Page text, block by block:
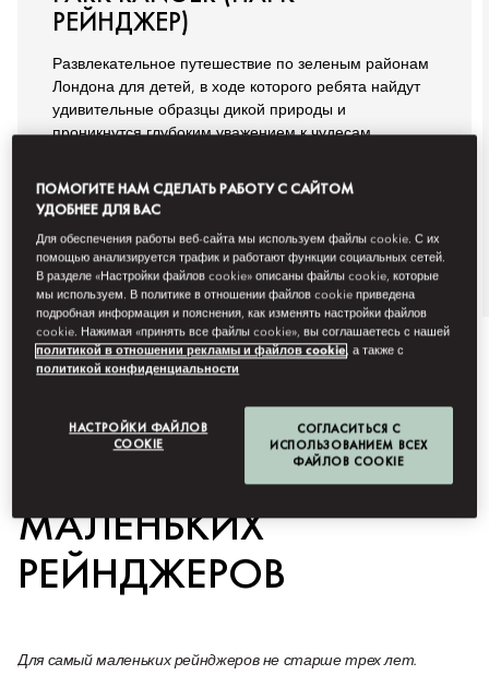
РЕЙНДЖЕР)
Развлекательное путешествие по зеленым районам
Лондона для детей, в ходе которого ребята найдут
удивительные образцы дикой природы и
проникнутся глубоким уважением к чудесам
невероятного приключения и единения с природой
будет только расти.
ПРЕБЫВАНИЕ САМЫХ
МАЛЕНЬКИХ
РЕЙНДЖЕРОВ
Для самый маленьких рейнджеров не старше трех лет.
ПОМОГИТЕ НАМ СДЕЛАТЬ РАБОТУ С САЙТОМ
УДОБНЕЕ ДЛЯ ВАС
Для обеспечения работы веб-сайта мы используем файлы cookie. С их
помощью анализируется трафик и работают функции социальных сетей.
В разделе «Настройки файлов cookie» описаны файлы cookie, которые
мы используем. В политике в отношении файлов cookie приведена
подробная информация и пояснения, как изменять настройки файлов
cookie. Нажимая «принять все файлы cookie», вы соглашаетесь с нашей
политикой в отношении рекламы и файлов cookie, а также с
политикой конфиденциальности
НАСТРОЙКИ ФАЙЛОВ
COOKIE
СОГЛАСИТЬСЯ С
ИСПОЛЬЗОВАНИЕМ ВСЕХ
ФАЙЛОВ COOKIE